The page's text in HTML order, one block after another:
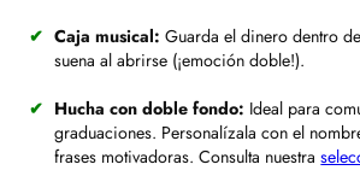
Caja musical: Guarda el dinero dentro
suena al abrirse (¡emoción doble!).
Hucha con doble fondo: Ideal para
graduaciones. Personalízala con el
frases motivadoras. Consulta nuestra